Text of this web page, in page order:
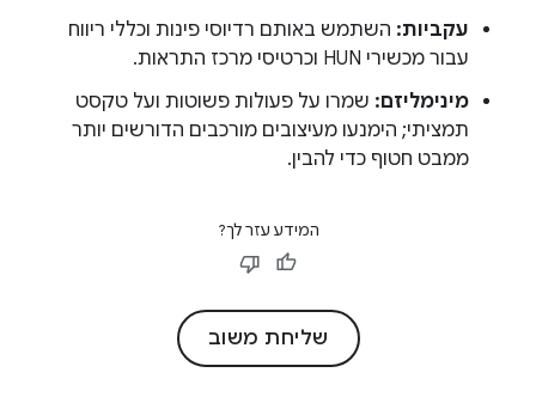
עקביות: השתמש באותם רדיוסי פינות וכללי ריווח
עבור מכשירי HUN וכרטיסי מרכז התראות.
מינימליזם: שמרו על פעולות פשוטות ועל טקסט
תמציתי; הימנעו מעיצובים מורכבים הדורשים יותר
ממבט חטוף כדי להבין.
המידע עזר לך?
שליחת משוב